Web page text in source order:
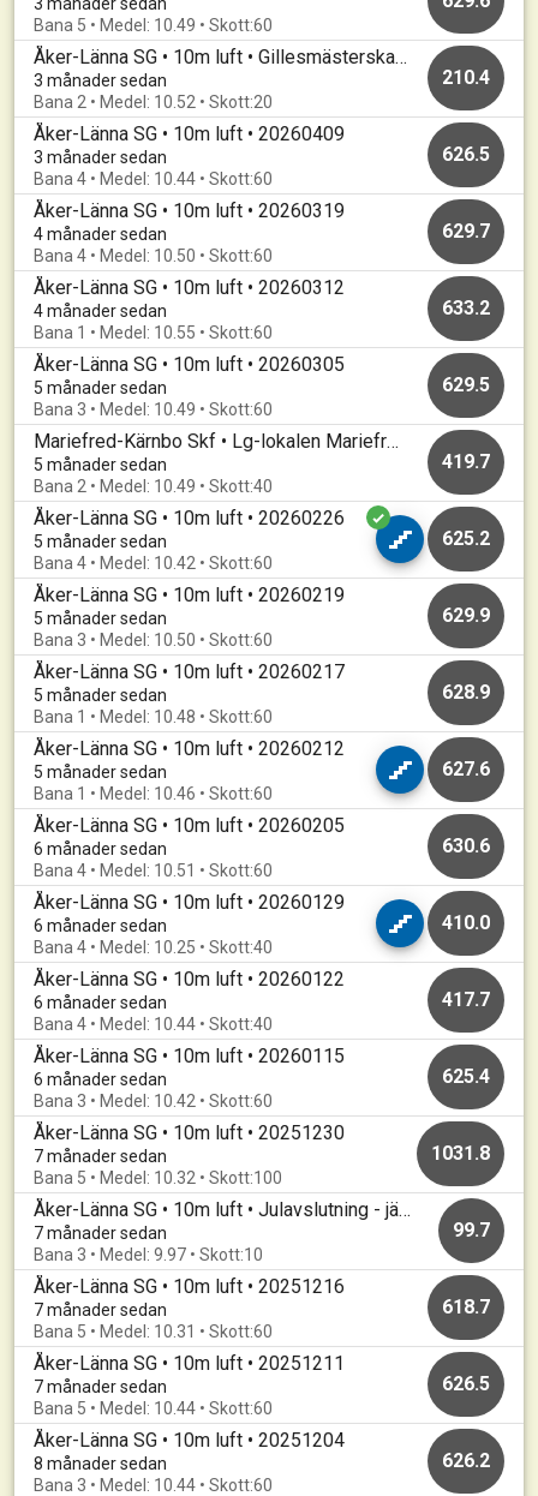
Bana 5 • Medel: 10.49 • Skott:60
Åker-Länna SG • 10m luft • Gillesmästerskap sitt
3 månader sedan
Bana 2 • Medel: 10.52 • Skott:20
210.4
Åker-Länna SG • 10m luft • 20260409
3 månader sedan
Bana 4 • Medel: 10.44 • Skott:60
626.5
Åker-Länna SG • 10m luft • 20260319
4 månader sedan
Bana 4 • Medel: 10.50 • Skott:60
629.7
Åker-Länna SG • 10m luft • 20260312
4 månader sedan
Bana 1 • Medel: 10.55 • Skott:60
633.2
Åker-Länna SG • 10m luft • 20260305
5 månader sedan
Bana 3 • Medel: 10.49 • Skott:60
629.5
Mariefred-Kärnbo Skf • Lg-lokalen Mariefred • Kommunklassmästerskap 2026
5 månader sedan
Bana 2 • Medel: 10.49 • Skott:40
419.7
Åker-Länna SG • 10m luft • 20260226
5 månader sedan
Bana 4 • Medel: 10.42 • Skott:60
625.2
Åker-Länna SG • 10m luft • 20260219
5 månader sedan
Bana 3 • Medel: 10.50 • Skott:60
629.9
Åker-Länna SG • 10m luft • 20260217
5 månader sedan
Bana 1 • Medel: 10.48 • Skott:60
628.9
Åker-Länna SG • 10m luft • 20260212
5 månader sedan
Bana 1 • Medel: 10.46 • Skott:60
627.6
Åker-Länna SG • 10m luft • 20260205
6 månader sedan
Bana 4 • Medel: 10.51 • Skott:60
630.6
Åker-Länna SG • 10m luft • 20260129
6 månader sedan
Bana 4 • Medel: 10.25 • Skott:40
410.0
Åker-Länna SG • 10m luft • 20260122
6 månader sedan
Bana 4 • Medel: 10.44 • Skott:40
417.7
Åker-Länna SG • 10m luft • 20260115
6 månader sedan
Bana 3 • Medel: 10.42 • Skott:60
625.4
Åker-Länna SG • 10m luft • 20251230
7 månader sedan
Bana 5 • Medel: 10.32 • Skott:100
1031.8
Åker-Länna SG • 10m luft • Julavslutning - jämnast vinner
7 månader sedan
Bana 3 • Medel: 9.97 • Skott:10
99.7
Åker-Länna SG • 10m luft • 20251216
7 månader sedan
Bana 5 • Medel: 10.31 • Skott:60
618.7
Åker-Länna SG • 10m luft • 20251211
7 månader sedan
Bana 5 • Medel: 10.44 • Skott:60
626.5
Åker-Länna SG • 10m luft • 20251204
8 månader sedan
Bana 3 • Medel: 10.44 • Skott:60
626.2